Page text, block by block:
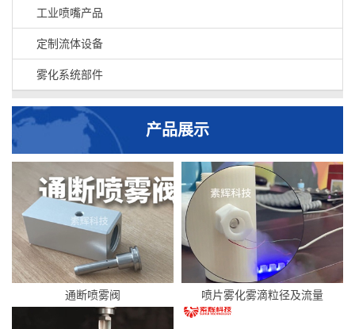
工业喷嘴产品
定制流体设备
雾化系统部件
产品展示
通断喷雾阀 喷片雾化雾滴粒径及流量